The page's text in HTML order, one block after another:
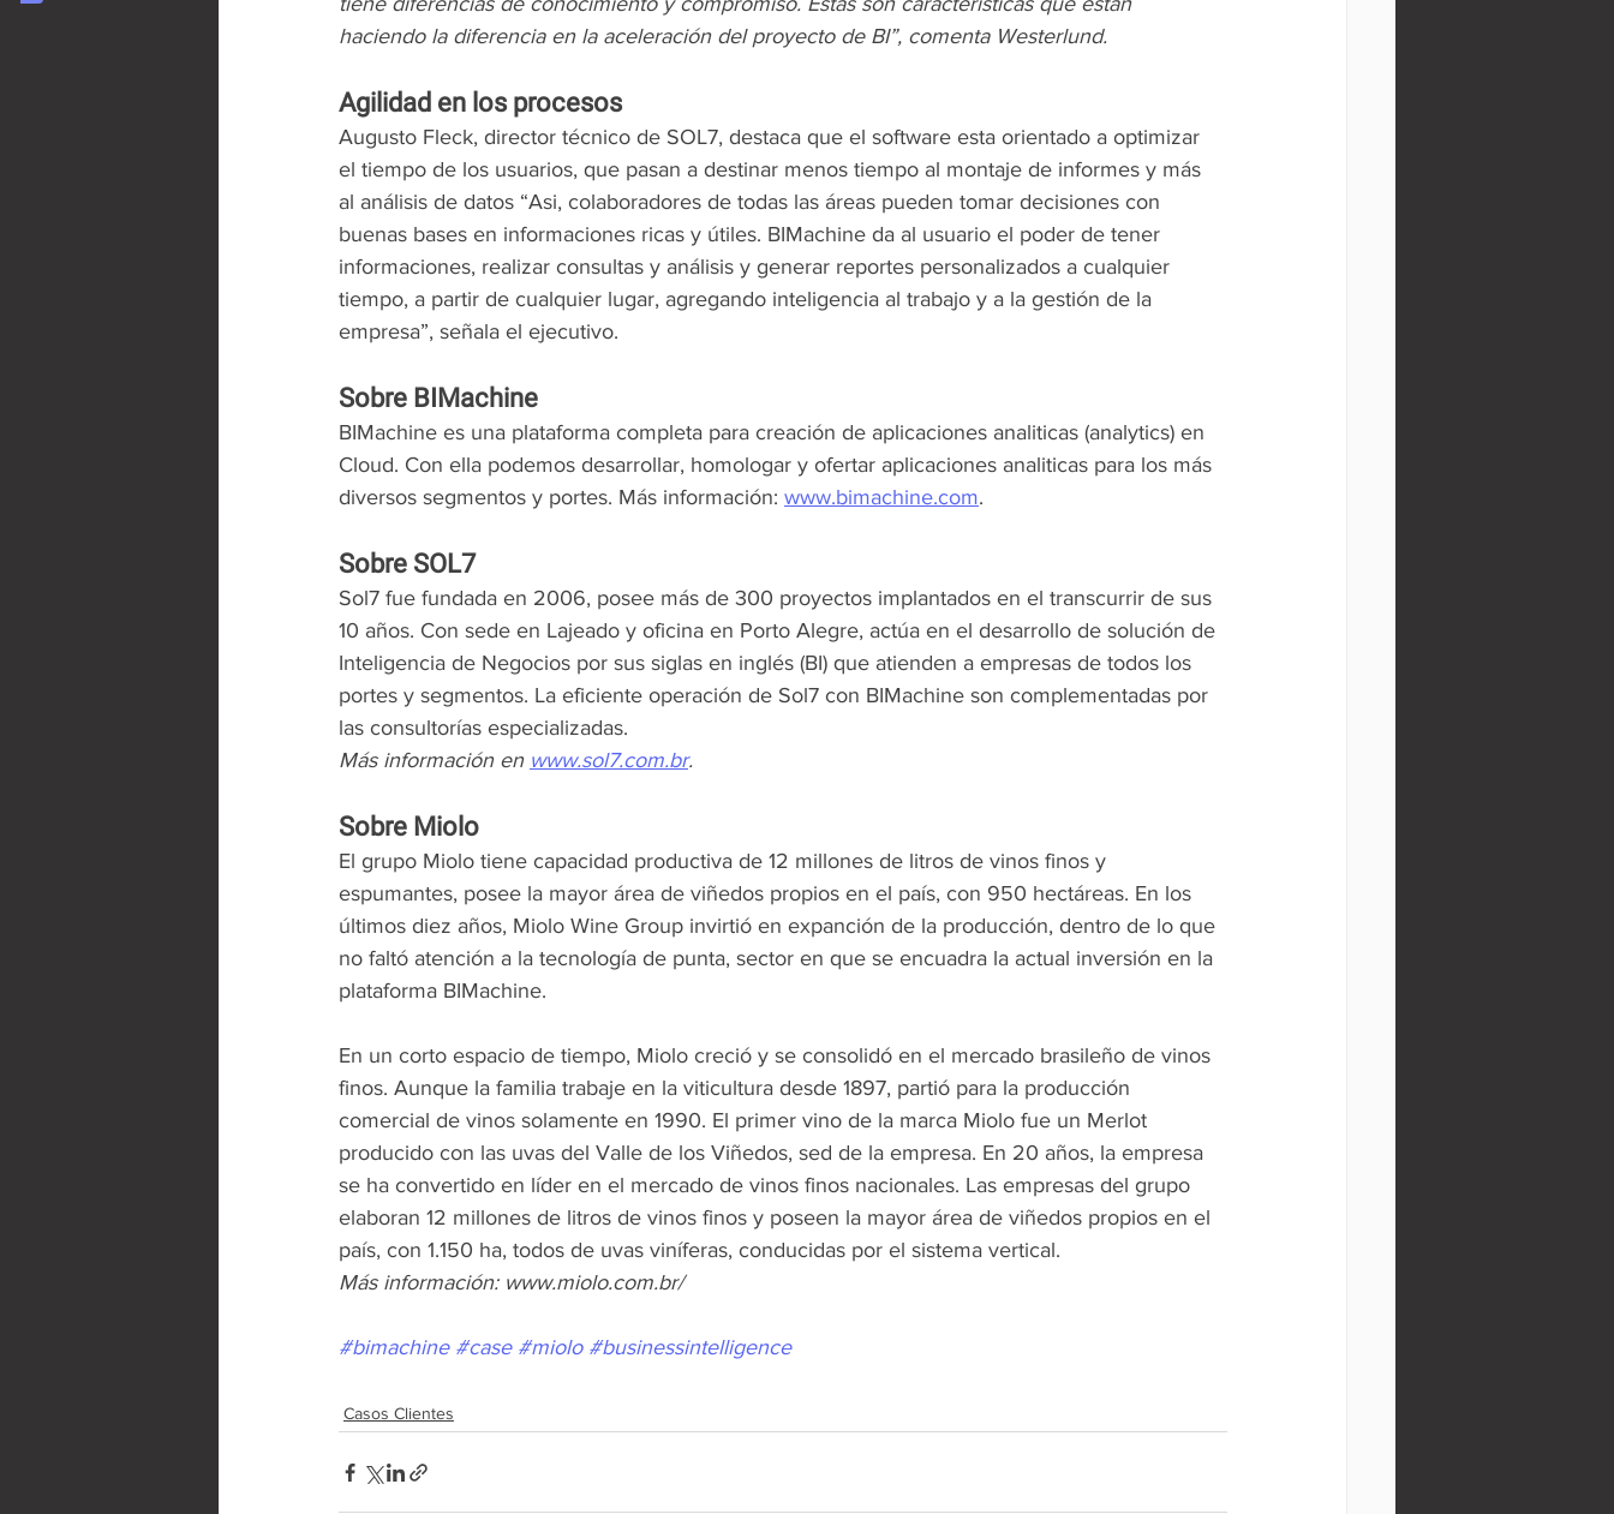
haciendo la diferencia en la aceleración del proyecto de BI”, comenta Westerlund.
Agilidad en los procesos
Augusto Fleck, director técnico de SOL7, destaca que el software esta orientado a optimizar
el tiempo de los usuarios, que pasan a destinar menos tiempo al montaje de informes y más
al análisis de datos “Asi, colaboradores de todas las áreas pueden tomar decisiones con
buenas bases en informaciones ricas y útiles. BIMachine da al usuario el poder de tener
informaciones, realizar consultas y análisis y generar reportes personalizados a cualquier
tiempo, a partir de cualquier lugar, agregando inteligencia al trabajo y a la gestión de la
empresa”, señala el ejecutivo.
Sobre BIMachine
BIMachine es una plataforma completa para creación de aplicaciones analiticas (analytics) en
Cloud. Con ella podemos desarrollar, homologar y ofertar aplicaciones analiticas para los más
diversos segmentos y portes. Más información: www.bimachine.com.
Sobre SOL7
Sol7 fue fundada en 2006, posee más de 300 proyectos implantados en el transcurrir de sus
10 años. Con sede en Lajeado y oficina en Porto Alegre, actúa en el desarrollo de solución de
Inteligencia de Negocios por sus siglas en inglés (BI) que atienden a empresas de todos los
portes y segmentos. La eficiente operación de Sol7 con BIMachine son complementadas por
las consultorías especializadas.
Más información en www.sol7.com.br.
Sobre Miolo
El grupo Miolo tiene capacidad productiva de 12 millones de litros de vinos finos y
espumantes, posee la mayor área de viñedos propios en el país, con 950 hectáreas. En los
últimos diez años, Miolo Wine Group invirtió en expanción de la producción, dentro de lo que
no faltó atención a la tecnología de punta, sector en que se encuadra la actual inversión en la
plataforma BIMachine.
En un corto espacio de tiempo, Miolo creció y se consolidó en el mercado brasileño de vinos
finos. Aunque la familia trabaje en la viticultura desde 1897, partió para la producción
comercial de vinos solamente en 1990. El primer vino de la marca Miolo fue un Merlot
producido con las uvas del Valle de los Viñedos, sed de la empresa. En 20 años, la empresa
se ha convertido en líder en el mercado de vinos finos nacionales. Las empresas del grupo
elaboran 12 millones de litros de vinos finos y poseen la mayor área de viñedos propios en el
país, con 1.150 ha, todos de uvas viníferas, conducidas por el sistema vertical.
Más información: www.miolo.com.br/
#bimachine #case #miolo #businessintelligence
Casos Clientes